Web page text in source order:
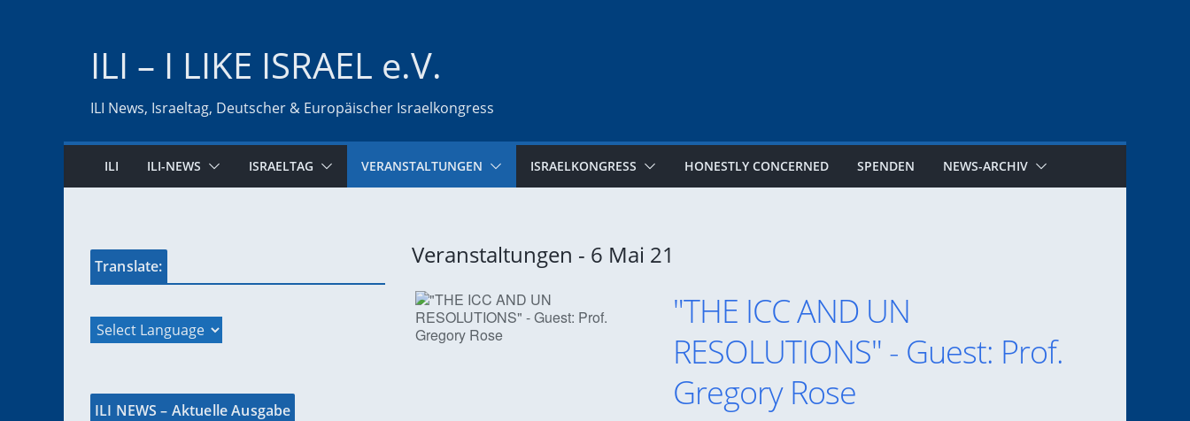
ILI – I LIKE ISRAEL e.V.
ILI News, Israeltag, Deutscher & Europäischer Israelkongress
ILI ILI-NEWS ISRAELTAG VERANSTALTUNGEN ISRAELKONGRESS HONESTLY CONCERNED SPENDEN NEWS-ARCHIV
Veranstaltungen - 6 Mai 21
"THE ICC AND UN
RESOLUTIONS" - Guest: Prof.
Gregory Rose
Translate:
ILI NEWS – Aktuelle Ausgabe